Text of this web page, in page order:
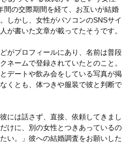
間の交際期間を経て、お互いが結婚
しかし、女性がパソコンのSNSサイ
が書いた文章が載ってたそうです。
がプロフィールにあり、名前は普段
ネームで登録されていたとのこと。
デートや飲み会をしている写真が掲
くとも、体つきや服装で彼と判断で
には話さず、直接、依頼してきまし
けに、別の女性とつきあっているの
い。」彼への結婚調査をお願いした